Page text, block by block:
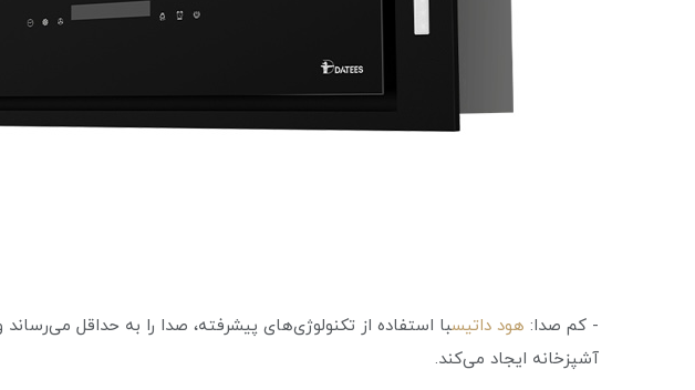
- کم صدا: هود داتیسبا استفاده از تکنولوژی‌های پیشرفته، صدا را به حداقل
آشپزخانه ایجاد می‌کند.